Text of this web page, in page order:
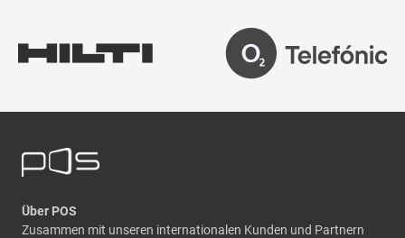
Über POS
Zusammen mit unseren internationalen Kunden und Partnern